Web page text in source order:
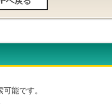
能です。